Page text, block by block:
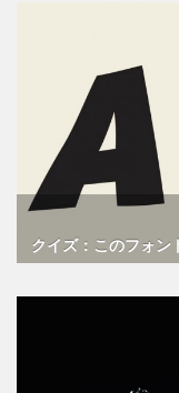
クイズ：このフォン